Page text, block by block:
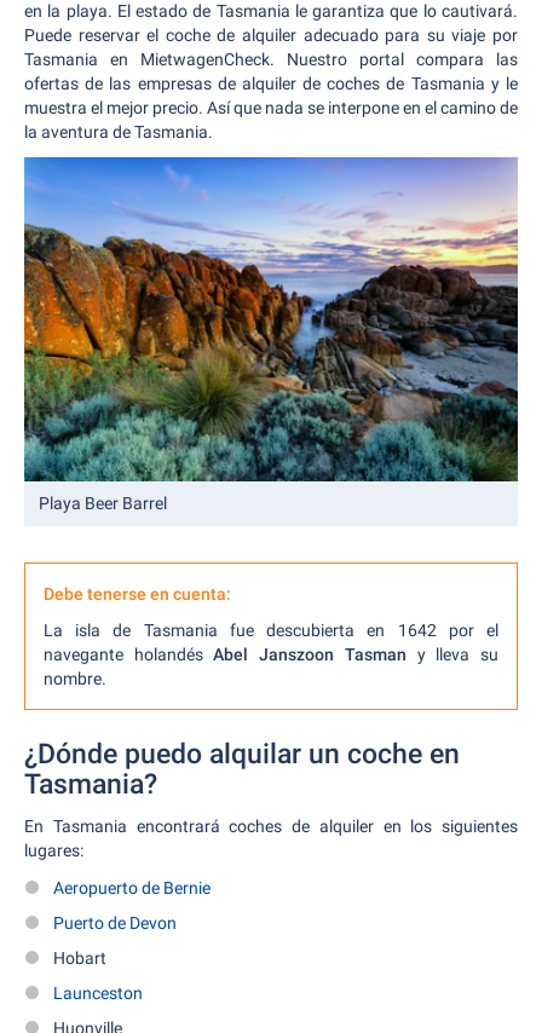
en la playa. El estado de Tasmania le garantiza que lo cautivará.
Puede reservar el coche de alquiler adecuado para su viaje por
Tasmania en MietwagenCheck. Nuestro portal compara las
ofertas de las empresas de alquiler de coches de Tasmania y le
muestra el mejor precio. Así que nada se interpone en el camino de
la aventura de Tasmania.
Playa Beer Barrel
Debe tenerse en cuenta:
La isla de Tasmania fue descubierta en 1642 por el
navegante holandésAbel Janszoon Tasman y lleva su
nombre.
¿Dónde puedo alquilar un coche en
Tasmania?
En Tasmania encontrará coches de alquiler en los siguientes
lugares:
Aeropuerto de Bernie
Puerto de Devon
Hobart
Launceston
Huonville